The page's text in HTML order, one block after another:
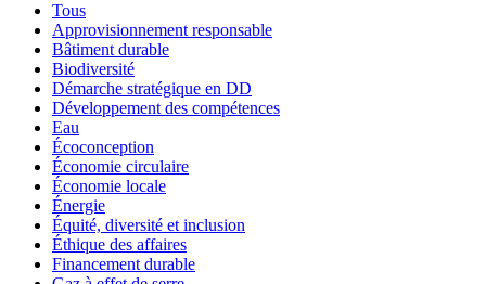
Tous
Approvisionnement responsable
Bâtiment durable
Biodiversité
Démarche stratégique en DD
Développement des compétences
Eau
Écoconception
Économie circulaire
Économie locale
Énergie
Équité, diversité et inclusion
Éthique des affaires
Financement durable